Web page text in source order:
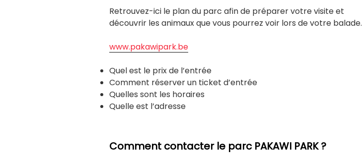
Retrouvez-ici le plan du parc afin de préparer votre visite et
découvrir les animaux que vous pourrez voir lors de votre balade.
www.pakawipark.be
Quel est le prix de l’entrée
Comment réserver un ticket d’entrée
Quelles sont les horaires
Quelle est l’adresse
Comment contacter le parc PAKAWI PARK ?